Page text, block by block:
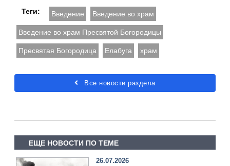
Теги: Введение Введение во храм
Введение во храм Пресвятой Богородицы
Пресвятая Богородица Елабуга храм
Все новости раздела
ЕЩЕ НОВОСТИ ПО ТЕМЕ
26.07.2026